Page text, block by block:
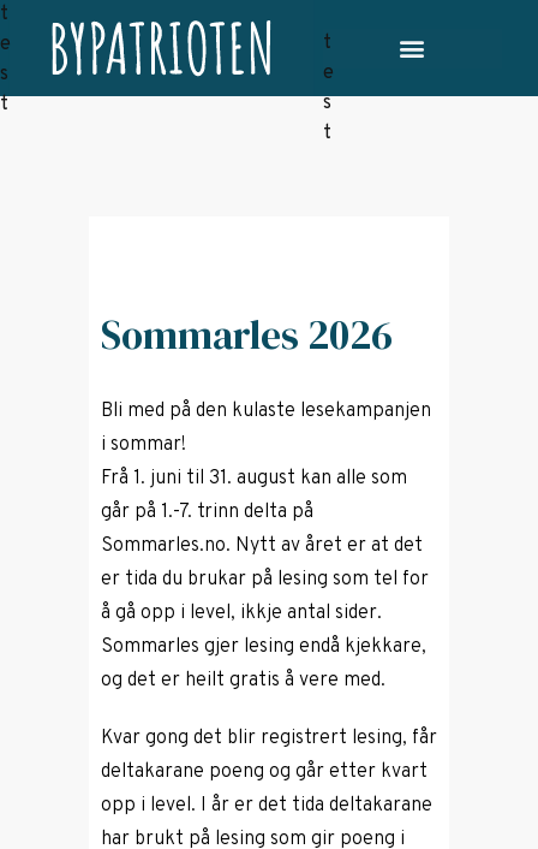
Sommarles 2026
Bli med på den kulaste lesekampanjen
i sommar!
Frå 1. juni til 31. august kan alle som
går på 1.-7. trinn delta på
Sommarles.no. Nytt av året er at det
er tida du brukar på lesing som tel for
å gå opp i level, ikkje antal sider.
Sommarles gjer lesing endå kjekkare,
og det er heilt gratis å vere med.
Kvar gong det blir registrert lesing, får
deltakarane poeng og går etter kvart
opp i level. I år er det tida deltakarane
har brukt på lesing som gir poeng i